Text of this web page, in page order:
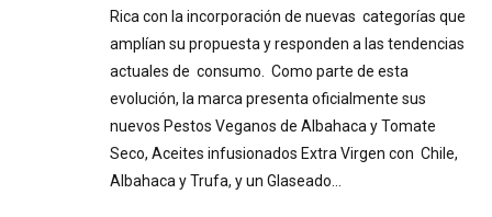
Rica con la incorporación de nuevas categorías que
amplían su propuesta y responden a las tendencias
actuales de consumo. Como parte de esta
evolución, la marca presenta oficialmente sus
nuevos Pestos Veganos de Albahaca y Tomate
Seco, Aceites infusionados Extra Virgen con Chile,
Albahaca y Trufa, y un Glaseado…